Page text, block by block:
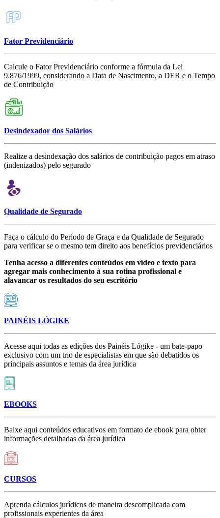
Fator Previdenciário
Calcule o Fator Previdenciário conforme a fórmula da Lei
9.876/1999, considerando a Data de Nascimento, a DER e o Tempo
de Contribuição
Desindexador dos Salários
Realize a desindexação dos salários de contribuição pagos em atraso
(indenizados) pelo segurado
Qualidade de Segurado
Faça o cálculo do Período de Graça e da Qualidade de Segurado
para verificar se o mesmo tem direito aos benefícios previdenciários
Tenha acesso a diferentes conteúdos em vídeo e texto para
agregar mais conhecimento à sua rotina profissional e
alavancar os resultados do seu escritório
PAINÉIS LÓGIKE
Acesse aqui todas as edições dos Painéis Lógike - um bate-papo
exclusivo com um trio de especialistas em que são debatidos os
principais assuntos e temas da área jurídica
EBOOKS
Baixe aqui conteúdos educativos em formato de ebook para obter
informações detalhadas da área jurídica
CURSOS
Aprenda cálculos jurídicos de maneira descomplicada com
profissionais experientes da área